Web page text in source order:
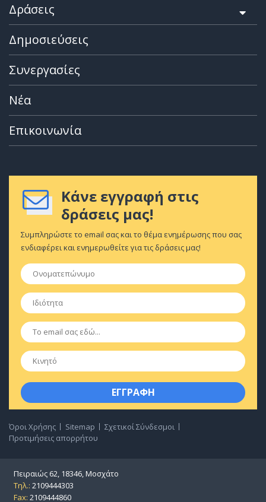
Δράσεις
Δημοσιεύσεις
Συνεργασίες
Νέα
Επικοινωνία
Κάνε εγγραφή στις
δράσεις μας!
Συμπληρώστε το email σας και το θέμα ενημέρωσης που σας
ενδιαφέρει και ενημερωθείτε για τις δράσεις μας!
Ονοματεπώνυμο
Ιδιότητα
Email
Κινητό
Όροι Χρήσης Sitemap
Σχετικοί Σύνδεσμοι
Προτιμήσεις απορρήτου
Πειραιώς 62, 18346, Μοσχάτο
Τηλ.: 2109444303
Fax: 2109444860